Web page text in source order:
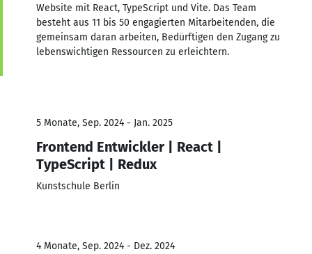
Website mit React, TypeScript und Vite. Das Team
besteht aus 11 bis 50 engagierten Mitarbeitenden, die
gemeinsam daran arbeiten, Bedürftigen den Zugang zu
lebenswichtigen Ressourcen zu erleichtern.
5 Monate, Sep. 2024 - Jan. 2025
Frontend Entwickler | React |
TypeScript | Redux
Kunstschule Berlin
4 Monate, Sep. 2024 - Dez. 2024